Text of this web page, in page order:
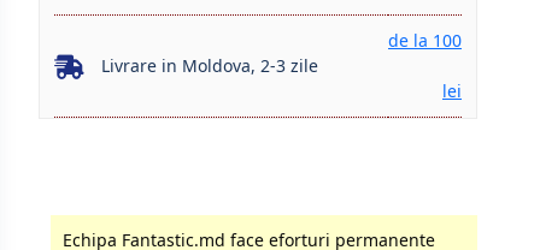
Livrare in Moldova, 2-3 zile
de la 100
lei
Echipa Fantastic.md face eforturi permanente